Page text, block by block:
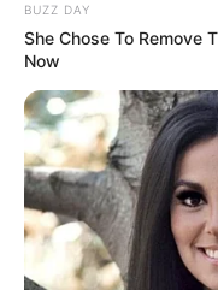
BUZZ DAY
She Chose To Remove
Now